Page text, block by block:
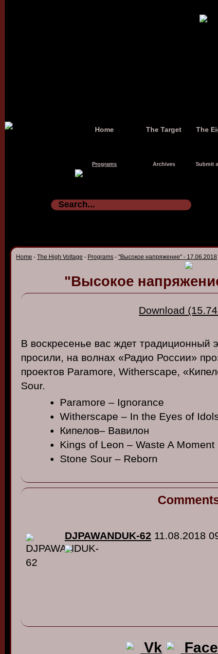
Home The Target The
Programs Archives Submit
Home - The High Voltage - Programs - "Высокое напряжение" - 17.06.2018
"Высокое
Download
В воскресенье вас ждет традиционный
просили, на волнах «Радио России»
проектов Paramore, Witherscape,
Sour.
Paramore – Ignorance
Witherscape – In the Eyes of
Кипелов– Вавилон
Kings of Leon – Waste A Moment
Stone Sour – Reborn
DJPAWANDUK-62 11.08.2018
Vk